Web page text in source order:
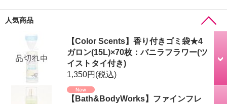
人気商品
【Color Scents】香り付きゴミ袋★4
ガロン(15L)×70枚：バニラフラワー(ツ
イストタイ付き)
1,350円(税込)
【Bath&BodyWorks】ファインフレ